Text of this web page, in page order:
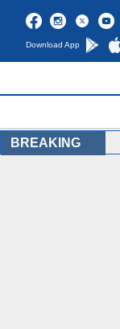
Download App
BREAKING